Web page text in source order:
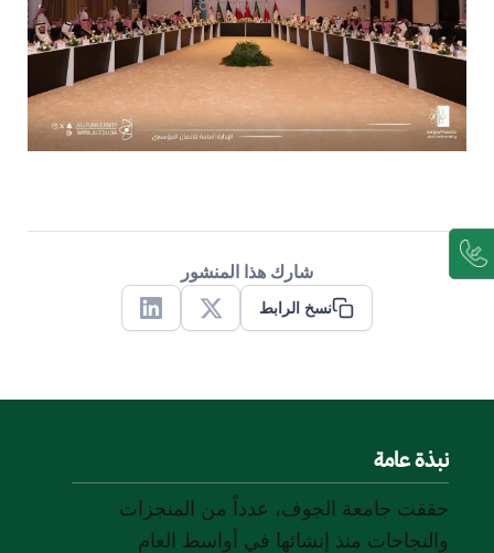
شارك هذا المنشور
نسخ الرابط
X
Linkedin
نبذة عامة
حققت جامعة الجوف، عدداً من المنجزات
والنجاحات منذ إنشائها في أواسط العام